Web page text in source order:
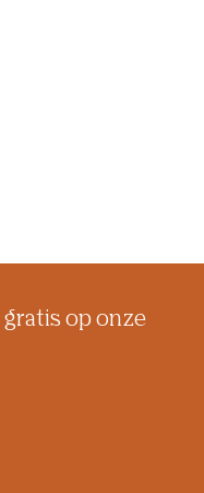
op onze